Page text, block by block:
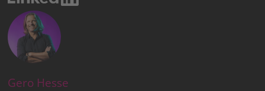
Gero Hesse